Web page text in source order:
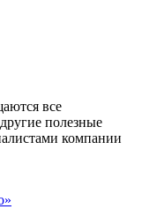
все
полезные
компании